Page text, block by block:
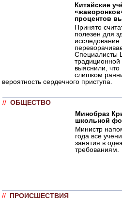
Китайские
процентов
Принято
полезен для
исследование
Специалисты
выяснили, что
слишком
вероятность сердечного приступа.
// ОБЩЕСТВО
Минобраз
школьной
Министр
года все
занятия в
требованиям.
// ПРОИСШЕСТВИЯ